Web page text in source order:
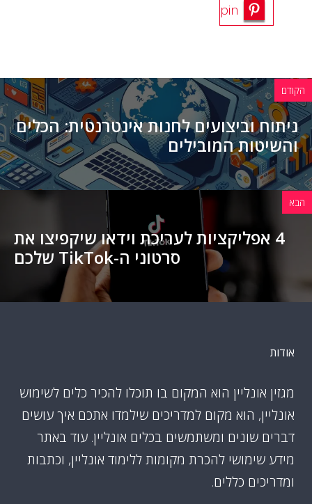
pin
הקודם
ניתוח וביצועים לחנות אינטרנטית: הכלים
והשיטות המובילים
הבא
4 אפליקציות לעריכת וידאו שיקפיצו את
סרטוני ה-TikTok שלכם
אודות
מגזין אונליין הוא המקום בו תוכלו להכיר כלים לשימוש
אונליין, הוא מקום למדריכים שילמדו אתכם איך עושים
דברים שונים ומשתמשים בכלים אונליין. עוד באתר
מידע שימושי להכרת מקומות ללימוד אונליין, וכתבות
ומדריכים כללים.